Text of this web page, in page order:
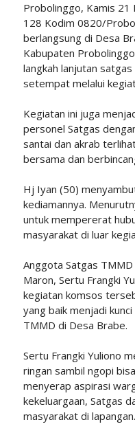
Probolinggo, Kamis
128 Kodim 0820/
berlangsung di Desa
Kabupaten
langkah lanjutan
setempat melalui
Kegiatan ini juga
personel Satgas
santai dan akrab
bersama dan
Hj Iyan (50)
kediamannya.
untuk mempererat
masyarakat di luar
Anggota Satgas
Maron, Sertu Frangki
kegiatan komsos
yang baik menjadi
TMMD di Desa Brabe.
Sertu Frangki Yuliono
ringan sambil ngopi
menyerap aspirasi
kekeluargaan, Satgas
masyarakat di lapangan.